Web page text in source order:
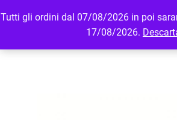
Tutti gli ordini dal 07/08/2026 in poi
17/08/2026.
MENU